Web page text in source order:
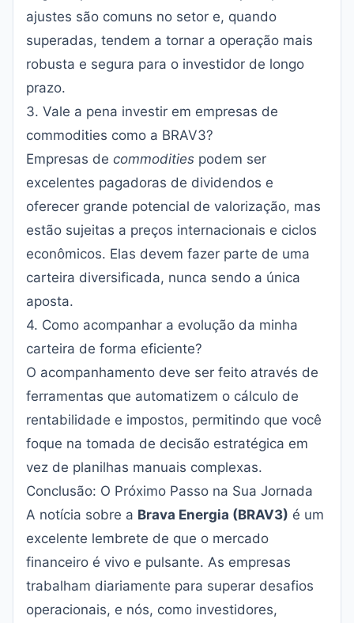
ajustes são comuns no setor e, quando
superadas, tendem a tornar a operação mais
robusta e segura para o investidor de longo
prazo.
3. Vale a pena investir em empresas de
commodities como a BRAV3?
Empresas de commodities podem ser
excelentes pagadoras de dividendos e
oferecer grande potencial de valorização, mas
estão sujeitas a preços internacionais e ciclos
econômicos. Elas devem fazer parte de uma
carteira diversificada, nunca sendo a única
aposta.
4. Como acompanhar a evolução da minha
carteira de forma eficiente?
O acompanhamento deve ser feito através de
ferramentas que automatizem o cálculo de
rentabilidade e impostos, permitindo que você
foque na tomada de decisão estratégica em
vez de planilhas manuais complexas.
Conclusão: O Próximo Passo na Sua Jornada
A notícia sobre a Brava Energia (BRAV3) é um
excelente lembrete de que o mercado
financeiro é vivo e pulsante. As empresas
trabalham diariamente para superar desafios
operacionais, e nós, como investidores,